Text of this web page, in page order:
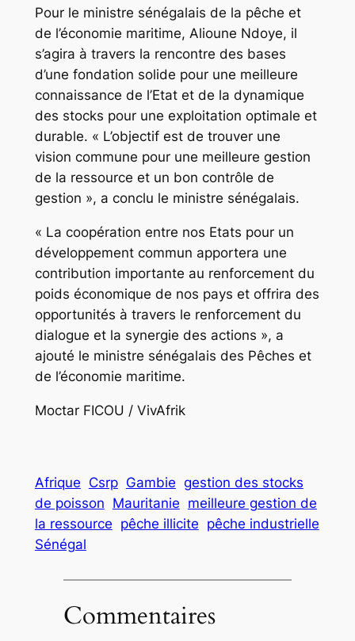
Pour le ministre sénégalais de la pêche et
de l’économie maritime, Alioune Ndoye, il
s’agira à travers la rencontre des bases
d’une fondation solide pour une meilleure
connaissance de l’Etat et de la dynamique
des stocks pour une exploitation optimale et
durable. « L’objectif est de trouver une
vision commune pour une meilleure gestion
de la ressource et un bon contrôle de
gestion », a conclu le ministre sénégalais.
« La coopération entre nos Etats pour un
développement commun apportera une
contribution importante au renforcement du
poids économique de nos pays et offrira des
opportunités à travers le renforcement du
dialogue et la synergie des actions », a
ajouté le ministre sénégalais des Pêches et
de l’économie maritime.
Moctar FICOU / VivAfrik
Afrique Csrp Gambie gestion des stocks
de poisson Mauritanie meilleure gestion de
la ressource pêche illicite pêche industrielle
Sénégal
Commentaires